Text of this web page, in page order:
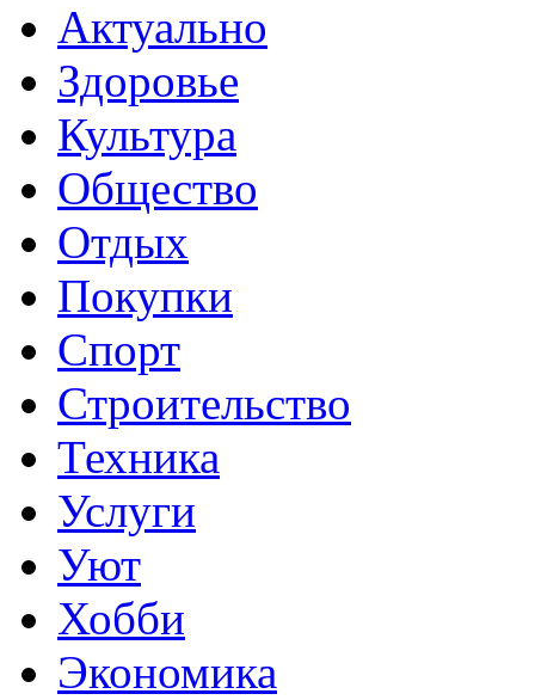
Актуально
Здоровье
Культура
Общество
Отдых
Покупки
Спорт
Строительство
Техника
Услуги
Уют
Хобби
Экономика